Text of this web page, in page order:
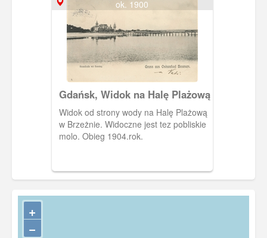
ok. 1900
Gdańsk, Widok na Halę Plażową
Widok od strony wody na Halę Plażową
w Brzeżnie. Widoczne jest tez pobliskie
molo. Obieg 1904.rok.
+
−